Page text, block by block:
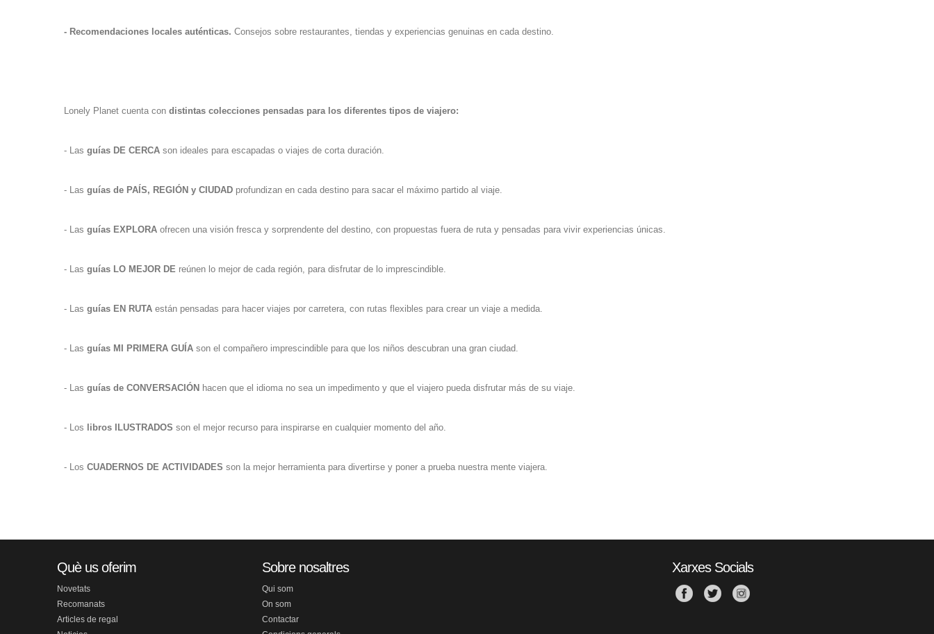
- Recomendaciones locales auténticas. Consejos sobre restaurantes, tiendas y experiencias genuinas en cada destino.
Lonely Planet cuenta con distintas colecciones pensadas para los diferentes tipos de viajero:
- Las guías DE CERCA son ideales para escapadas o viajes de corta duración.
- Las guías de PAÍS, REGIÓN y CIUDAD profundizan en cada destino para sacar el máximo partido al viaje.
- Las guías EXPLORA ofrecen una visión fresca y sorprendente del destino, con propuestas fuera de ruta y pensadas para vivir experiencias únicas.
- Las guías LO MEJOR DE reúnen lo mejor de cada región, para disfrutar de lo imprescindible.
- Las guías EN RUTA están pensadas para hacer viajes por carretera, con rutas flexibles para crear un viaje a medida.
- Las guías MI PRIMERA GUÍA son el compañero imprescindible para que los niños descubran una gran ciudad.
- Las guías de CONVERSACIÓN hacen que el idioma no sea un impedimento y que el viajero pueda disfrutar más de su viaje.
- Los libros ILUSTRADOS son el mejor recurso para inspirarse en cualquier momento del año.
- Los CUADERNOS DE ACTIVIDADES son la mejor herramienta para divertirse y poner a prueba nuestra mente viajera.
Què us oferim
Novetats
Recomanats
Articles de regal
Sobre nosaltres
Qui som
On som
Contactar
Xarxes Socials